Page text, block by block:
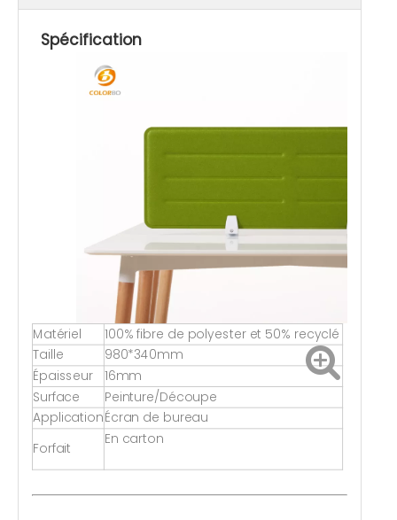
Spécification
Matériel
100% fibre de polyester et 50% recyclé
Taille
980*340mm
Épaisseur
16mm
Surface
Peinture/Découpe
ApplicationÉcran de bureau
Forfait
En carton